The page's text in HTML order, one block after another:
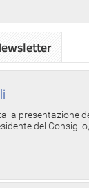
la presentazione
del